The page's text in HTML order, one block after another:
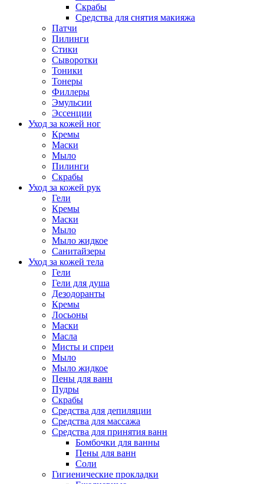
Скрабы
Средства для снятия макияжа
Патчи
Пилинги
Стики
Сыворотки
Тоники
Тонеры
Филлеры
Эмульсии
Эссенции
Уход за кожей ног
Кремы
Маски
Мыло
Пилинги
Скрабы
Уход за кожей рук
Гели
Кремы
Маски
Мыло
Мыло жидкое
Санитайзеры
Уход за кожей тела
Гели
Гели для душа
Дезодоранты
Кремы
Лосьоны
Маски
Масла
Мисты и спреи
Мыло
Мыло жидкое
Пены для ванн
Пудры
Скрабы
Средства для депиляции
Средства для массажа
Средства для принятия ванн
Бомбочки для ванны
Пены для ванн
Соли
Гигиенические прокладки